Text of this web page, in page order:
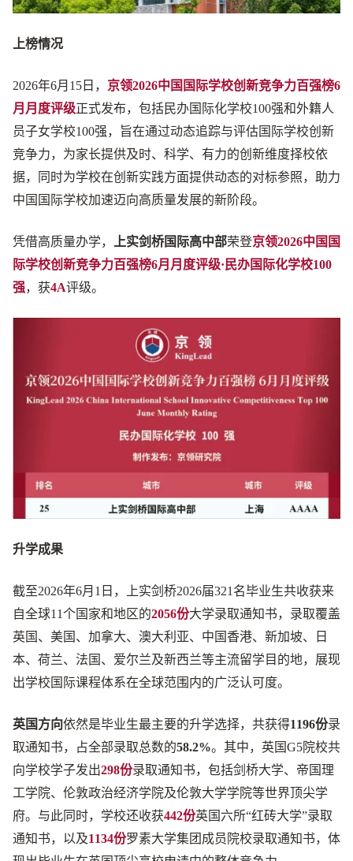
上榜情况
2026年6月15日， 京领2026中国国际学校创新竞争力百强榜6
月月度评级正式发布，包括民办国际化学校100强和外籍人
员子女学校100强，旨在通过动态追踪与评估国际学校创新
竞争力，为家长提供及时、科学、有力的创新维度择校依
据，同时为学校在创新实践方面提供动态的对标参照，助力
中国国际学校加速迈向高质量发展的新阶段。
凭借高质量办学， 上实剑桥国际高中部荣登京领2026中国国
际学校创新竞争力百强榜6月月度评级·民办国际化学校100
强，获4A评级。
升学成果
截至2026年6月1日，上实剑桥2026届321名毕业生共收获来
自全球11个国家和地区的2056份大学录取通知书，录取覆盖
英国、美国、加拿大、澳大利亚、中国香港、新加坡、日
本、荷兰、法国、爱尔兰及新西兰等主流留学目的地，展现
出学校国际课程体系在全球范围内的广泛认可度。
英国方向依然是毕业生最主要的升学选择，共获得1196份录
取通知书，占全部录取总数的58.2%。其中，英国G5院校共
向学校学子发出298份录取通知书，包括剑桥大学、帝国理
工学院、伦敦政治经济学院及伦敦大学学院等世界顶尖学
府。与此同时，学校还收获442份英国六所“红砖大学”录取
通知书，以及1134份罗素大学集团成员院校录取通知书，体